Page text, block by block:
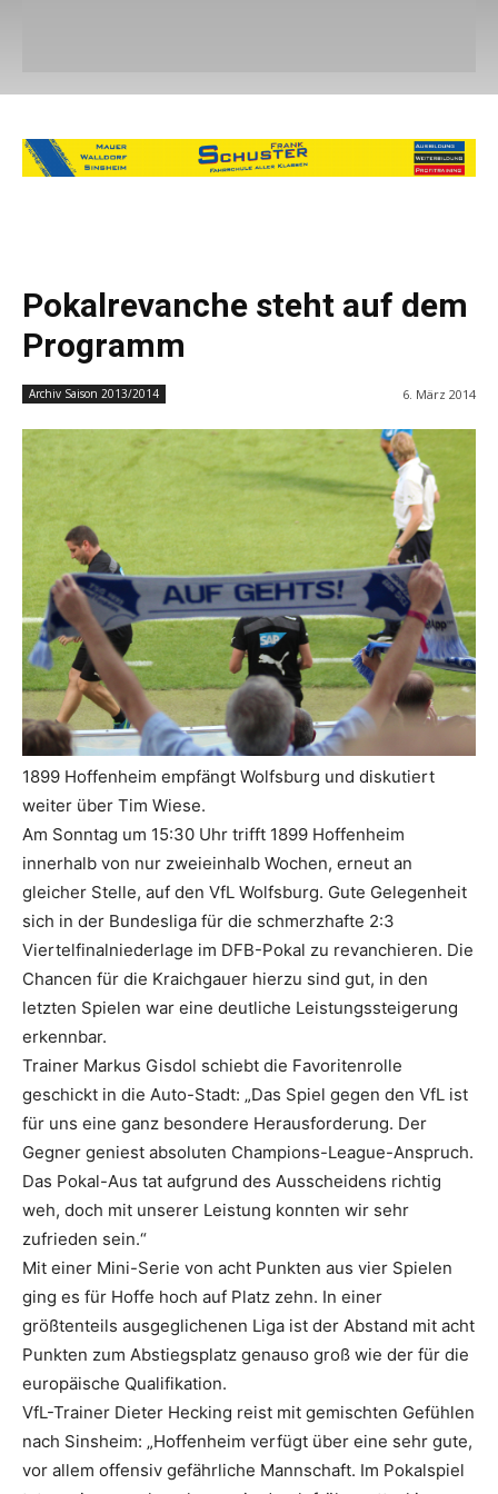
Pokalrevanche steht auf dem
Programm
Archiv Saison 2013/2014 6. März 2014
1899 Hoffenheim empfängt Wolfsburg und diskutiert
weiter über Tim Wiese.
Am Sonntag um 15:30 Uhr trifft 1899 Hoffenheim
innerhalb von nur zweieinhalb Wochen, erneut an
gleicher Stelle, auf den VfL Wolfsburg. Gute Gelegenheit
sich in der Bundesliga für die schmerzhafte 2:3
Viertelfinalniederlage im DFB-Pokal zu revanchieren. Die
Chancen für die Kraichgauer hierzu sind gut, in den
letzten Spielen war eine deutliche Leistungssteigerung
erkennbar.
Trainer Markus Gisdol schiebt die Favoritenrolle
geschickt in die Auto-Stadt: „Das Spiel gegen den VfL ist
für uns eine ganz besondere Herausforderung. Der
Gegner geniest absoluten Champions-League-Anspruch.
Das Pokal-Aus tat aufgrund des Ausscheidens richtig
weh, doch mit unserer Leistung konnten wir sehr
zufrieden sein.“
Mit einer Mini-Serie von acht Punkten aus vier Spielen
ging es für Hoffe hoch auf Platz zehn. In einer
größtenteils ausgeglichenen Liga ist der Abstand mit acht
Punkten zum Abstiegsplatz genauso groß wie der für die
europäische Qualifikation.
VfL-Trainer Dieter Hecking reist mit gemischten Gefühlen
nach Sinsheim: „Hoffenheim verfügt über eine sehr gute,
vor allem offensiv gefährliche Mannschaft. Im Pokalspiel